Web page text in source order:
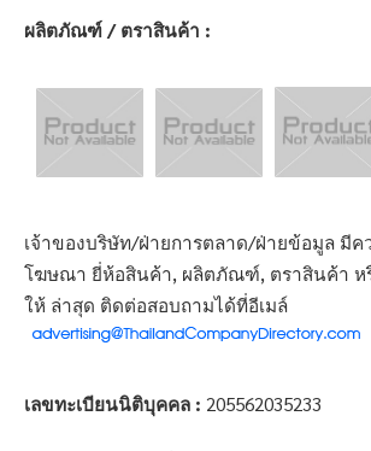
ผลิตภัณฑ์ / ตราสินค้า :
เจ้าของบริษัท/ฝ่ายการตลาด/ฝ่ายข้อมูล มีค
โฆษณา ยี่ห้อสินค้า, ผลิตภัณฑ์, ตราสินค้า ห
ให้ ล่าสุด ติดต่อสอบถามได้ที่อีเมล์
เลขทะเบียนนิติบุคคล : 205562035233